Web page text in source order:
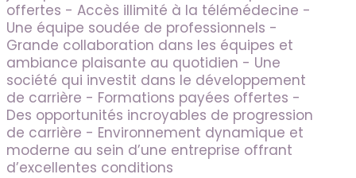
offertes - Accès illimité à la télémédecine -
Une équipe soudée de professionnels -
Grande collaboration dans les équipes et
ambiance plaisante au quotidien - Une
société qui investit dans le développement
de carrière - Formations payées offertes -
Des opportunités incroyables de progression
de carrière - Environnement dynamique et
moderne au sein d’une entreprise offrant
d’excellentes conditions